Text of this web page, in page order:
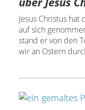
Jesus Christus
auf sich
stand er von den
wir an Ostern